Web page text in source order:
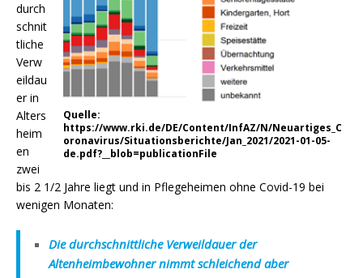
Quelle:
https://www.rki.de/DE/Content/InfAZ/N/Neuartiges_C
oronavirus/Situationsberichte/Jan_2021/2021-01-05-
de.pdf?__blob=publicationFile
durch
schnit
tliche
Verw
eildau
er in
Alters
heim
en
zwei
bis 2 1/2 Jahre liegt und in Pflegeheimen ohne Covid-19 bei
wenigen Monaten:
Die durchschnittliche Verweildauer der
Altenheimbewohner nimmt schleichend aber